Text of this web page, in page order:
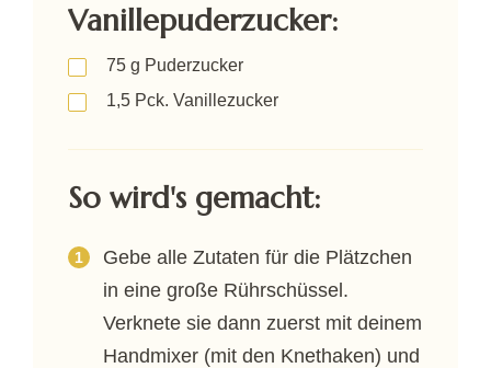
Vanillepuderzucker:
75 g Puderzucker
1,5 Pck. Vanillezucker
So wird's gemacht:
Gebe alle Zutaten für die Plätzchen
in eine große Rührschüssel.
Verknete sie dann zuerst mit deinem
Handmixer (mit den Knethaken) und